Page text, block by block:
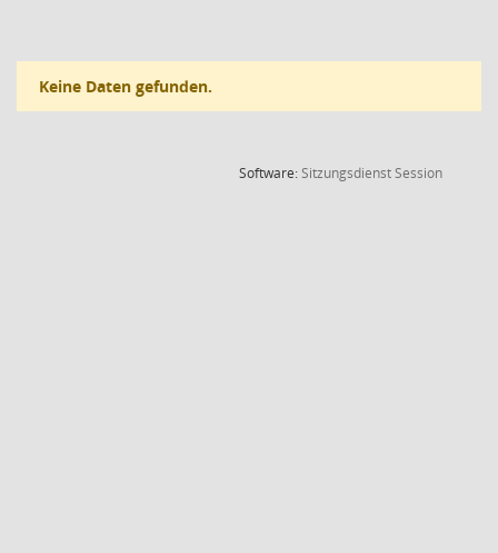
Keine Daten gefunden.
Software:SitzungsdienstSession(Wird in